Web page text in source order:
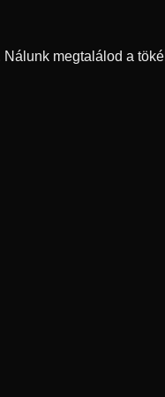
megtalálod a